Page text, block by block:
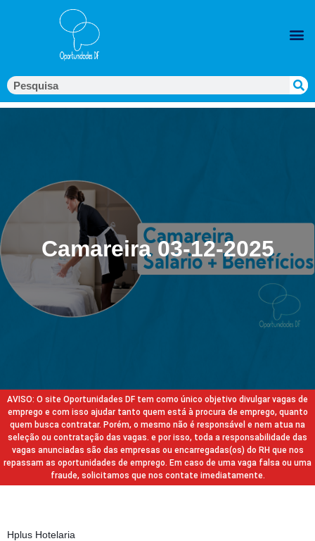
Camareira 03-12-2025
AVISO: O site Oportunidades DF tem como único objetivo divulgar vagas de
emprego e com isso ajudar tanto quem está à procura de emprego, quanto
quem busca contratar. Porém, o mesmo não é responsável e nem atua na
seleção ou contratação das vagas. e por isso, toda a responsabilidade das
vagas anunciadas são das empresas ou encarregadas(os) do RH que nos
repassam as oportunidades de emprego. Em caso de uma vaga falsa ou uma
fraude, solicitamos que nos contate imediatamente.
Hplus Hotelaria